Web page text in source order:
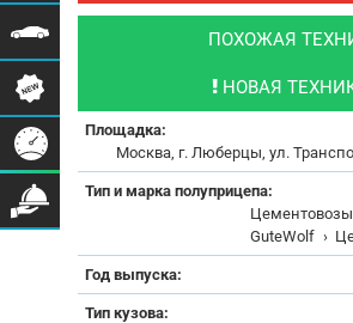
ПОХОЖАЯ
НОВАЯ
Площадка:
Москва, г. Люберцы, ул.
Тип и марка полуприцепа:
Цементовозы
GuteWolf ›
Год выпуска:
Тип кузова: